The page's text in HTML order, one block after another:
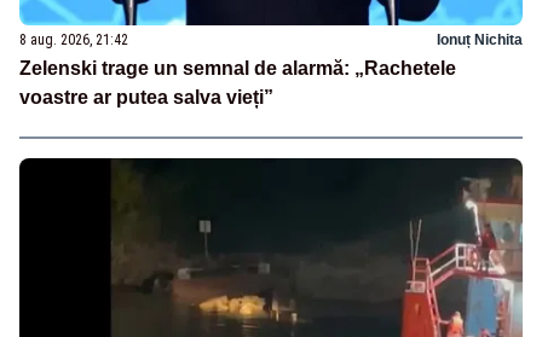
8 aug. 2026, 21:42 Ionuț Nichita
Zelenski trage un semnal de alarmă: „Rachetele
voastre ar putea salva vieți”